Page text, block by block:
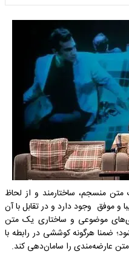
متن منسجم، ساختارمند و از لحاظ
موفق وجود دارد و در تقابل با آن
موضوعی و ساختاری یک متن
ضمنا هرگونه کوششی در رابطه با
متن عارضه‌مندی را سامان‌دهی کند.